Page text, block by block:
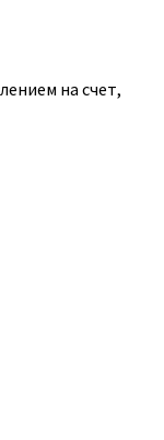
на счет,